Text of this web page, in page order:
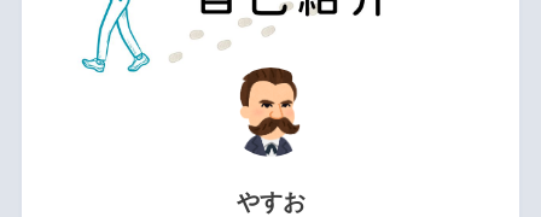
やすお